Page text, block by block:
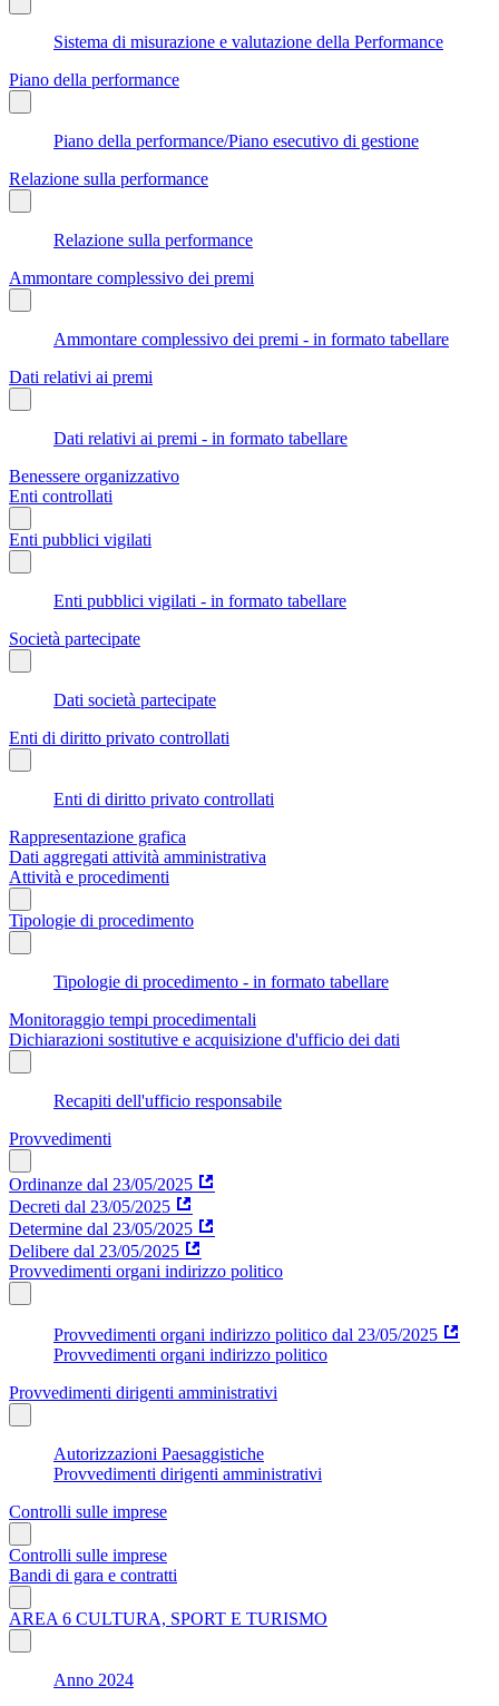
Sistema di misurazione e valutazione della Performance
Piano della performance
Piano della performance/Piano esecutivo di gestione
Relazione sulla performance
Relazione sulla performance
Ammontare complessivo dei premi
Ammontare complessivo dei premi - in formato tabellare
Dati relativi ai premi
Dati relativi ai premi - in formato tabellare
Benessere organizzativo
Enti controllati
Enti pubblici vigilati
Enti pubblici vigilati - in formato tabellare
Società partecipate
Dati società partecipate
Enti di diritto privato controllati
Enti di diritto privato controllati
Rappresentazione grafica
Dati aggregati attività amministrativa
Attività e procedimenti
Tipologie di procedimento
Tipologie di procedimento - in formato tabellare
Monitoraggio tempi procedimentali
Dichiarazioni sostitutive e acquisizione d'ufficio dei dati
Recapiti dell'ufficio responsabile
Provvedimenti
Ordinanze dal 23/05/2025
Decreti dal 23/05/2025
Determine dal 23/05/2025
Delibere dal 23/05/2025
Provvedimenti organi indirizzo politico
Provvedimenti organi indirizzo politico dal 23/05/2025
Provvedimenti organi indirizzo politico
Provvedimenti dirigenti amministrativi
Autorizzazioni Paesaggistiche
Provvedimenti dirigenti amministrativi
Controlli sulle imprese
Controlli sulle imprese
Bandi di gara e contratti
AREA 6 CULTURA, SPORT E TURISMO
Anno 2024